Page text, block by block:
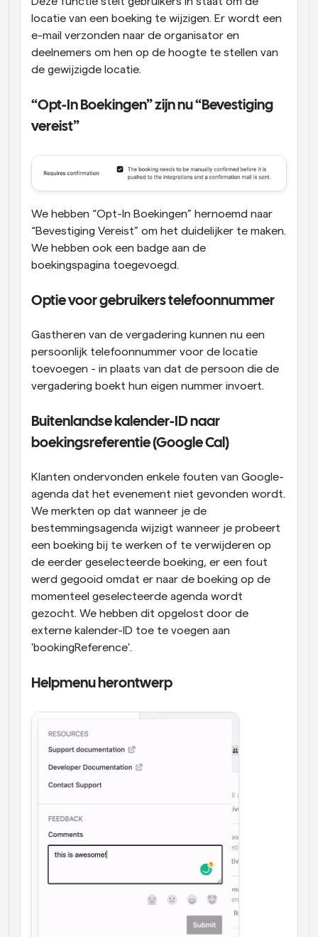
locatie van een boeking te wijzigen. Er wordt een
e-mail verzonden naar de organisator en
deelnemers om hen op de hoogte te stellen van
de gewijzigde locatie.
“Opt-In Boekingen” zijn nu “Bevestiging
vereist”
We hebben “Opt-In Boekingen” hernoemd naar
“Bevestiging Vereist” om het duidelijker te maken.
We hebben ook een badge aan de
boekingspagina toegevoegd.
Optie voor gebruikers telefoonnummer
Gastheren van de vergadering kunnen nu een
persoonlijk telefoonnummer voor de locatie
toevoegen - in plaats van dat de persoon die de
vergadering boekt hun eigen nummer invoert.
Buitenlandse kalender-ID naar
boekingsreferentie (Google Cal)
Klanten ondervonden enkele fouten van Google-
agenda dat het evenement niet gevonden wordt.
We merkten op dat wanneer je de
bestemmingsagenda wijzigt wanneer je probeert
een boeking bij te werken of te verwijderen op
de eerder geselecteerde boeking, er een fout
werd gegooid omdat er naar de boeking op de
momenteel geselecteerde agenda wordt
gezocht. We hebben dit opgelost door de
externe kalender-ID toe te voegen aan
'bookingReference'.
Helpmenu herontwerp